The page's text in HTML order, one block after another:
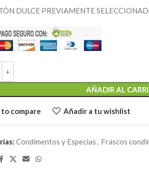
DULCE PREVIAMENTE
AÑADIR AL
compare Añadir a tu wishlist
Condimentos y Especias , Frascos